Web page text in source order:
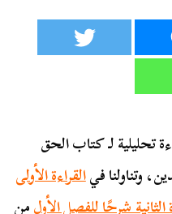
تحليلية لـ كتاب الحق
وتناولنا فيالقراءة الأولى
الثانية شرحًا للفصل الأولمن